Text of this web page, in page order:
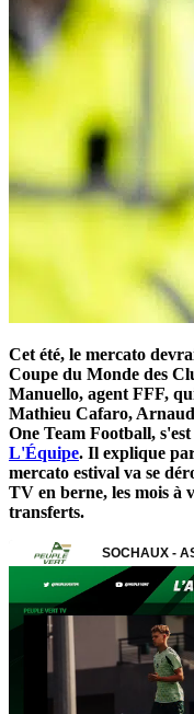
Cet été, le mercato
Coupe du Monde des
Manuello, agent FFF,
Mathieu Cafaro,
One Team Football,
L'Équipe. Il explique
mercato estival va se
TV en berne, les mois à
transferts.